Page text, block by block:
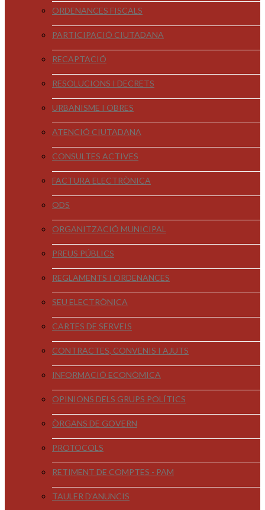
ORDENANCES FISCALS
PARTICIPACIÓ CIUTADANA
RECAPTACIÓ
RESOLUCIONS I DECRETS
URBANISME I OBRES
ATENCIÓ CIUTADANA
CONSULTES ACTIVES
FACTURA ELECTRÒNICA
ODS
ORGANITZACIÓ MUNICIPAL
PREUS PÚBLICS
REGLAMENTS I ORDENANCES
SEU ELECTRÒNICA
CARTES DE SERVEIS
CONTRACTES, CONVENIS I AJUTS
INFORMACIÓ ECONÒMICA
OPINIONS DELS GRUPS POLÍTICS
ÒRGANS DE GOVERN
PROTOCOLS
RETIMENT DE COMPTES - PAM
TAULER D'ANUNCIS